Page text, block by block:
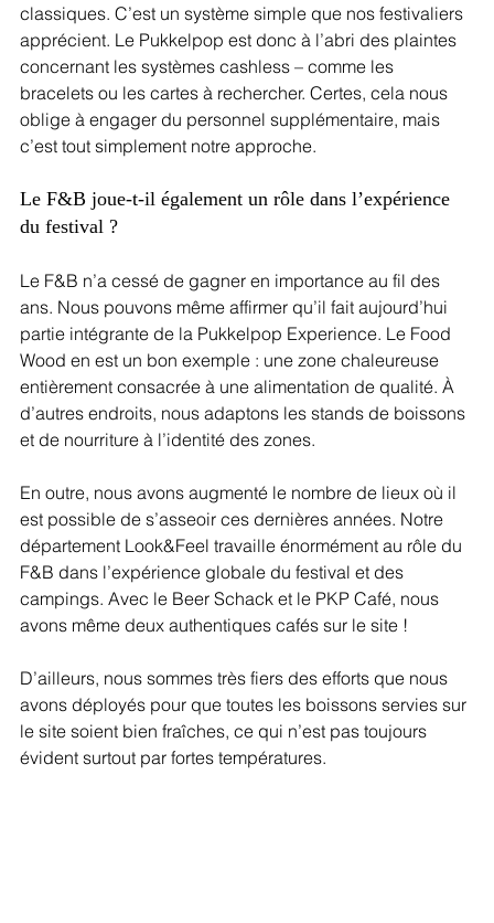
classiques. C’est un système simple que nos festivaliers
apprécient. Le Pukkelpop est donc à l’abri des plaintes
concernant les systèmes cashless – comme les
bracelets ou les cartes à rechercher. Certes, cela nous
oblige à engager du personnel supplémentaire, mais
c’est tout simplement notre approche.
Le F&B joue-t-il également un rôle dans l’expérience
du festival ?
Le F&B n’a cessé de gagner en importance au fil des
ans. Nous pouvons même affirmer qu’il fait aujourd’hui
partie intégrante de la Pukkelpop Experience. Le Food
Wood en est un bon exemple : une zone chaleureuse
entièrement consacrée à une alimentation de qualité. À
d’autres endroits, nous adaptons les stands de boissons
et de nourriture à l’identité des zones.
En outre, nous avons augmenté le nombre de lieux où il
est possible de s’asseoir ces dernières années. Notre
département Look&Feel travaille énormément au rôle du
F&B dans l’expérience globale du festival et des
campings. Avec le Beer Schack et le PKP Café, nous
avons même deux authentiques cafés sur le site !
D’ailleurs, nous sommes très fiers des efforts que nous
avons déployés pour que toutes les boissons servies sur
le site soient bien fraîches, ce qui n’est pas toujours
évident surtout par fortes températures.